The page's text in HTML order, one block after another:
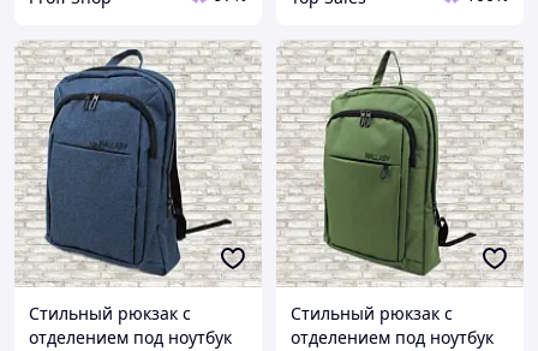
Стильный рюкзак с
отделением под ноутбук
Стильный рюкзак с
отделением под ноутбук